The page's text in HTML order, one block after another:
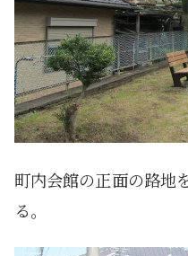
町内会館の正面の路地
る。